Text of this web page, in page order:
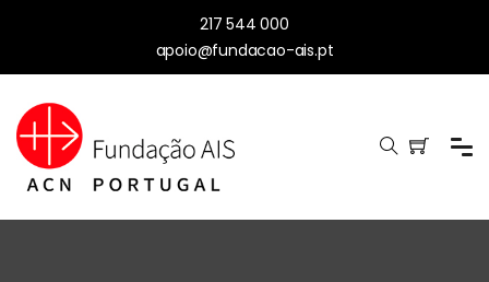
217 544 000
apoio@fundacao-ais.pt